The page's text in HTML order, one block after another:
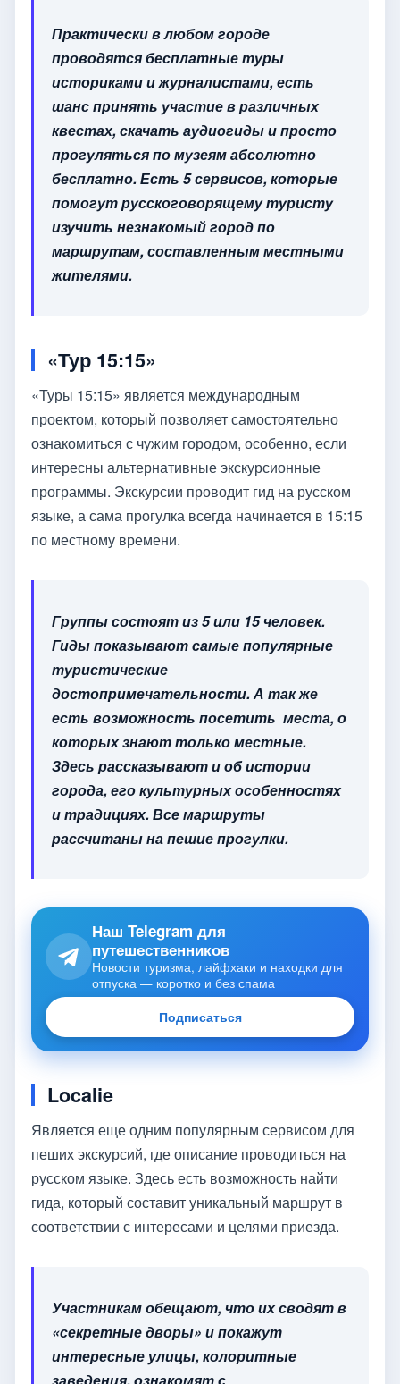
Практически в любом городе
проводятся бесплатные туры
историками и журналистами, есть
шанс принять участие в различных
квестах, скачать аудиогиды и просто
прогуляться по музеям абсолютно
бесплатно. Есть 5 сервисов, которые
помогут русскоговорящему туристу
изучить незнакомый город по
маршрутам, составленным местными
жителями.
«Тур 15:15»
«Туры 15:15» является международным
проектом, который позволяет самостоятельно
ознакомиться с чужим городом, особенно, если
интересны альтернативные экскурсионные
программы. Экскурсии проводит гид на русском
языке, а сама прогулка всегда начинается в 15:15
по местному времени.
Группы состоят из 5 или 15 человек.
Гиды показывают самые популярные
туристические
достопримечательности. А так же
есть возможность посетить места, о
которых знают только местные.
Здесь рассказывают и об истории
города, его культурных особенностях
и традициях. Все маршруты
рассчитаны на пешие прогулки.
Наш Telegram для
путешественников
Новости туризма, лайфхаки и находки для
отпуска — коротко и без спама
Подписаться
Localie
Является еще одним популярным сервисом для
пеших экскурсий, где описание проводиться на
русском языке. Здесь есть возможность найти
гида, который составит уникальный маршрут в
соответствии с интересами и целями приезда.
Участникам обещают, что их сводят в
«секретные дворы» и покажут
интересные улицы, колоритные